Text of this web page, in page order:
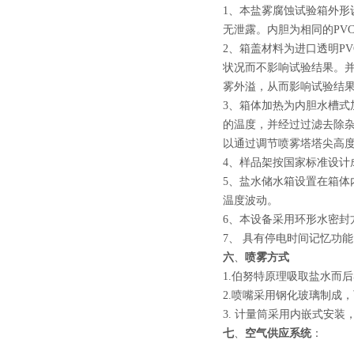
1、本盐雾腐蚀试验箱外
无泄露。内胆为相同的
2、箱盖材料为进口透明
状况而不影响试验结果。
雾外溢，从而影响试验结
3、箱体加热为内胆水槽
的温度，并经过过滤去除
以通过调节喷雾塔塔尖高
4、样品架按国家标准设
5、盐水储水箱设置在箱
温度波动。
6、本设备采用环形水密
7、 具有停电时间记忆功
六、 喷雾方式
1.伯努特原理吸取盐水而
2.喷嘴采用钢化玻璃制成
3. 计量筒采用内嵌式安装
七、 空气供应系统：